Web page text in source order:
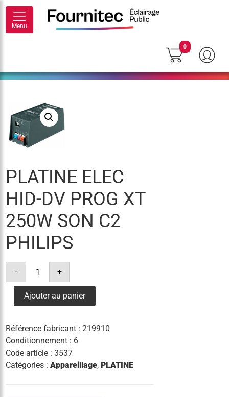
Menu
0
PLATINE ELEC
HID-DV PROG XT
250W SON C2
PHILIPS
-
quantité
platine
hid-
dv
250w
son
c2
philips
+
Ajouter au panier
Référence fabricant :219910
Conditionnement : 6
Code article :3537
Catégories :Appareillage,PLATINE